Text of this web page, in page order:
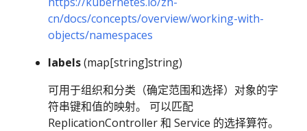
cn/docs/concepts/overview/working-with-
objects/namespaces
labels(map[string]string)
可用于组织和分类（确定范围和选择）对象的字
符串键和值的映射。 可以匹配
ReplicationController 和 Service 的选择算符。